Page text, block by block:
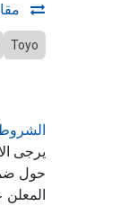
Toyo
يرجى
حول